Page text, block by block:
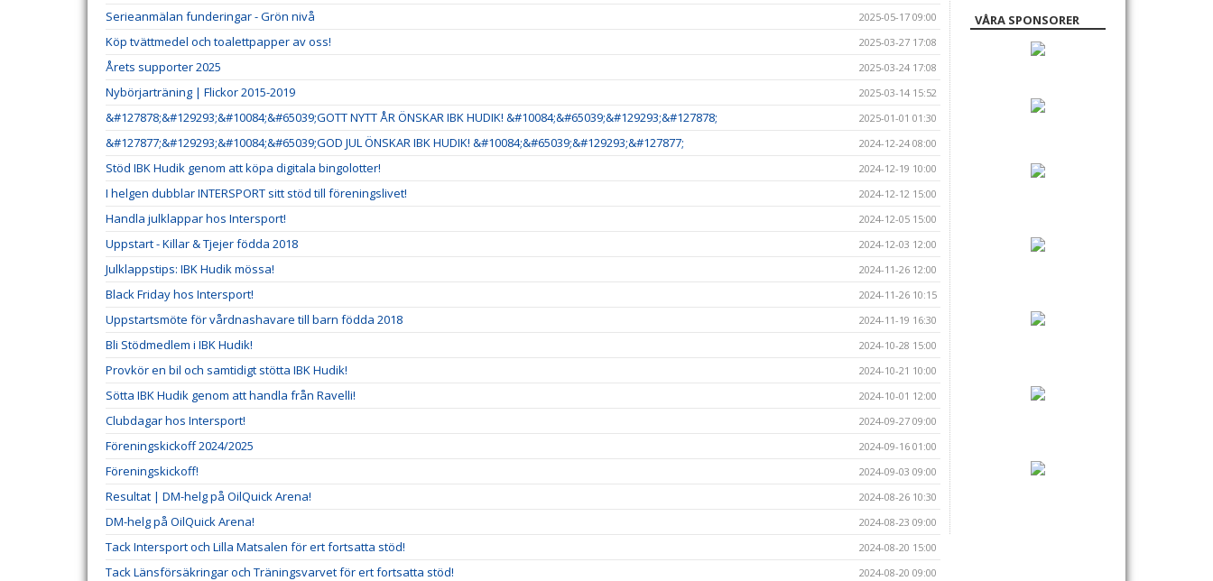
Serieanmälan funderingar - Grön nivå 2025-05-17 09:00
Köp tvättmedel och toalettpapper av oss! 2025-03-27 17:08
Årets supporter 2025 2025-03-24 17:08
Nybörjarträning | Flickor 2015-2019 2025-03-14 15:52
&#127878;&#129293;&#10084;&#65039;GOTT NYTT ÅR ÖNSKAR IBK HUDIK! &#10084;&#65039;&#129293;&#127878; 2025-01-01 01:30
&#127877;&#129293;&#10084;&#65039;GOD JUL ÖNSKAR IBK HUDIK! &#10084;&#65039;&#129293;&#127877; 2024-12-24 08:00
Stöd IBK Hudik genom att köpa digitala bingolotter! 2024-12-19 10:00
I helgen dubblar INTERSPORT sitt stöd till föreningslivet! 2024-12-12 15:00
Handla julklappar hos Intersport! 2024-12-05 15:00
Uppstart - Killar & Tjejer födda 2018 2024-12-03 12:00
Julklappstips: IBK Hudik mössa! 2024-11-26 12:00
Black Friday hos Intersport! 2024-11-26 10:15
Uppstartsmöte för vårdnashavare till barn födda 2018 2024-11-19 16:30
Bli Stödmedlem i IBK Hudik! 2024-10-28 15:00
Provkör en bil och samtidigt stötta IBK Hudik! 2024-10-21 10:00
Sötta IBK Hudik genom att handla från Ravelli! 2024-10-01 12:00
Clubdagar hos Intersport! 2024-09-27 09:00
Föreningskickoff 2024/2025 2024-09-16 01:00
Föreningskickoff! 2024-09-03 09:00
Resultat | DM-helg på OilQuick Arena! 2024-08-26 10:30
DM-helg på OilQuick Arena! 2024-08-23 09:00
Tack Intersport och Lilla Matsalen för ert fortsatta stöd! 2024-08-20 15:00
Tack Länsförsäkringar och Träningsvarvet för ert fortsatta stöd! 2024-08-20 09:00
VÅRA SPONSORER